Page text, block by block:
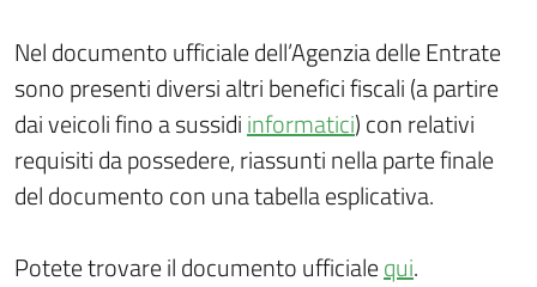
Nel documento ufficiale dell’Agenzia delle Entrate
sono presenti diversi altri benefici fiscali (a partire
dai veicoli fino a sussidiinformatici) con relativi
requisiti da possedere, riassunti nella parte finale
del documento con una tabella esplicativa.
Potete trovare il documento ufficialequi.